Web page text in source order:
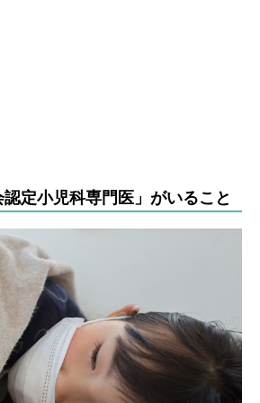
認定小児科専門医」がいること